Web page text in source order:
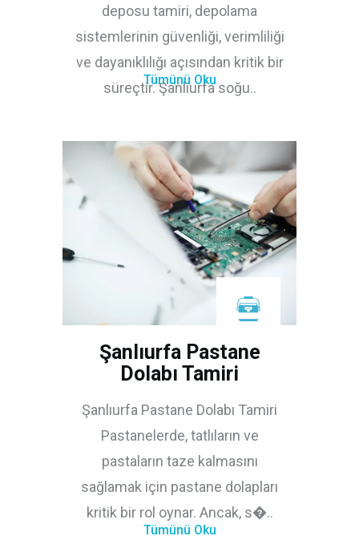
deposu tamiri, depolama
sistemlerinin güvenliği, verimliliği
ve dayanıklılığı açısından kritik bir
süreçtir. Şanlıurfa soğu..
Tümünü Oku
Şanlıurfa Pastane
Dolabı Tamiri
Şanlıurfa Pastane Dolabı Tamiri
Pastanelerde, tatlıların ve
pastaların taze kalmasını
sağlamak için pastane dolapları
kritik bir rol oynar. Ancak, s�..
Tümünü Oku